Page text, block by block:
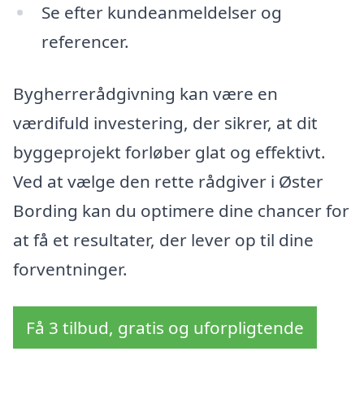
Se efter kundeanmeldelser og
referencer.
Bygherrerådgivning kan være en
værdifuld investering, der sikrer, at dit
byggeprojekt forløber glat og effektivt.
Ved at vælge den rette rådgiver i Øster
Bording kan du optimere dine chancer for
at få et resultater, der lever op til dine
forventninger.
Få 3 tilbud, gratis og uforpligtende